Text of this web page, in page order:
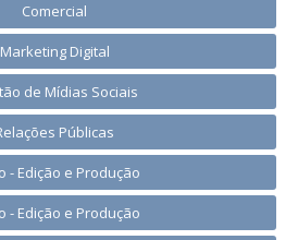
Comercial
Marketing Digital
de Mídias Sociais
Públicas
- Edição e Produção
- Edição e Produção